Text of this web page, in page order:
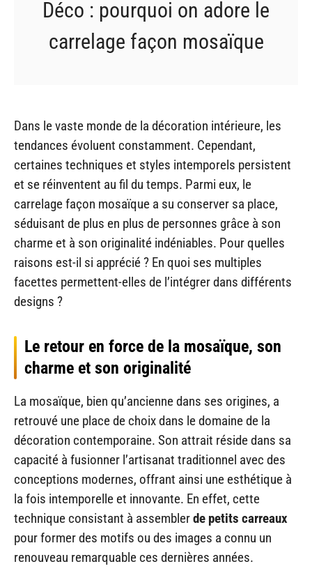
Déco : pourquoi on adore le
carrelage façon mosaïque
Dans le vaste monde de la décoration intérieure, les
tendances évoluent constamment. Cependant,
certaines techniques et styles intemporels persistent
et se réinventent au fil du temps. Parmi eux, le
carrelage façon mosaïque a su conserver sa place,
séduisant de plus en plus de personnes grâce à son
charme et à son originalité indéniables. Pour quelles
raisons est-il si apprécié ? En quoi ses multiples
facettes permettent-elles de l’intégrer dans différents
designs ?
Le retour en force de la mosaïque, son
charme et son originalité
La mosaïque, bien qu’ancienne dans ses origines, a
retrouvé une place de choix dans le domaine de la
décoration contemporaine. Son attrait réside dans sa
capacité à fusionner l’artisanat traditionnel avec des
conceptions modernes, offrant ainsi une esthétique à
la fois intemporelle et innovante. En effet, cette
technique consistant à assemblerde petits carreaux
pour former des motifs ou des images a connu un
renouveau remarquable ces dernières années.